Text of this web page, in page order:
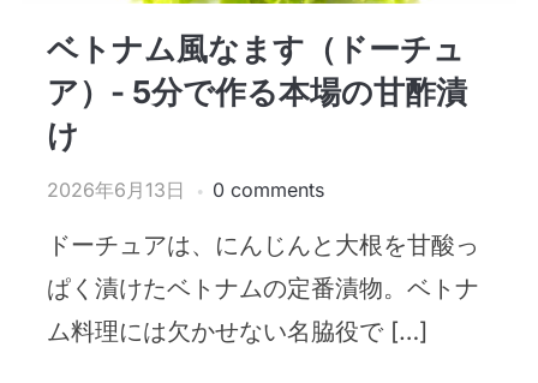
ベトナム風なます（ドーチュ
ア）- 5分で作る本場の甘酢漬
け
2026年6月13日 0 comments
ドーチュアは、にんじんと大根を甘酸っ
ぱく漬けたベトナムの定番漬物。ベトナ
ム料理には欠かせない名脇役で […]